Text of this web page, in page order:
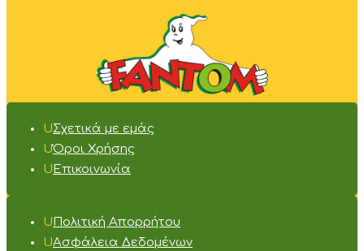
Σχετικά με εμάς
Όροι Χρήσης
Επικοινωνία
Πολιτική Απορρήτου
Ασφάλεια Δεδομένων